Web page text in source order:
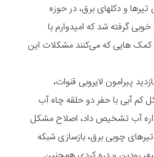
و دکلهای برق، در حوزه
گرفته شد که امیدوارم با
کمک هایی که می‌کنند مشکلات این
پیرامون لایروبی قنوات،
آبی با حفر دو حلقه چاه آب
آب تشخیص داد، اصلاح مشکل
چوبی برق، بازسازی شبکه